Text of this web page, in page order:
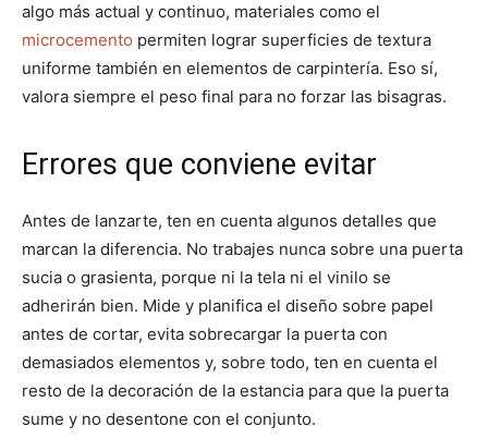
algo más actual y continuo, materiales como el
microcemento permiten lograr superficies de textura
uniforme también en elementos de carpintería. Eso sí,
valora siempre el peso final para no forzar las bisagras.
Errores que conviene evitar
Antes de lanzarte, ten en cuenta algunos detalles que
marcan la diferencia. No trabajes nunca sobre una puerta
sucia o grasienta, porque ni la tela ni el vinilo se
adherirán bien. Mide y planifica el diseño sobre papel
antes de cortar, evita sobrecargar la puerta con
demasiados elementos y, sobre todo, ten en cuenta el
resto de la decoración de la estancia para que la puerta
sume y no desentone con el conjunto.